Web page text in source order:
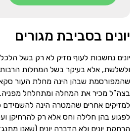
יונים בסביבת מגורים
יונים נחשבות לעוף מזיק לא רק בשל
ולשלשת, אלא בעיקר בשל המחלות
שהמפורסמת שבהן הינה מחלת העור
בצה”ל מכיר את המחלה ומתחלחל מפניה.
למזיקים אחרים שהמטרה הינה
לפגוע בהן חלילה וחס אלא רק להרחיקן
הרחקת יונים ולא הדברה יונים (שאנו